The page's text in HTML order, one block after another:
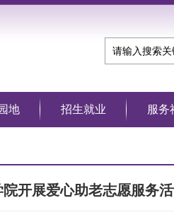
地 招生就业 服务
开展爱心助老志愿服务